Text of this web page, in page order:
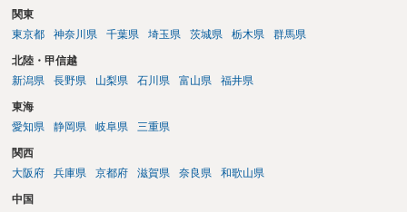
関東
東京都
神奈川県 千葉県 埼玉県 茨城県 栃木県 群馬県
北陸・甲信越
新潟県
長野県 山梨県 石川県 富山県 福井県
東海
愛知県
静岡県 岐阜県 三重県
関西
大阪府
兵庫県 京都府 滋賀県 奈良県 和歌山県
中国